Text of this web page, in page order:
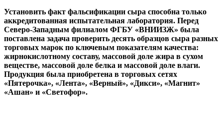
Установить факт фальсификации сыра способна только
аккредитованная испытательная лаборатория. Перед
Северо-Западным филиалом ФГБУ «ВНИИЗЖ» была
поставлена задача проверить десять образцов сыра разных
торговых марок по ключевым показателям качества:
жирнокислотному составу, массовой доле жира в сухом
веществе, массовой доле белка и массовой доле влаги.
Продукция была приобретена в торговых сетях
«Пятерочка», «Лента», «Верный», «Дикси», «Магнит»
«Ашан» и «Светофор».